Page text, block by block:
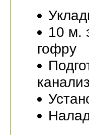
10 м.
гофру